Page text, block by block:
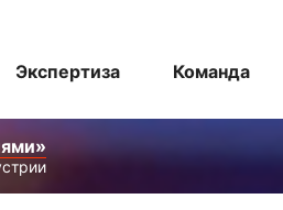
Экспертиза Команда